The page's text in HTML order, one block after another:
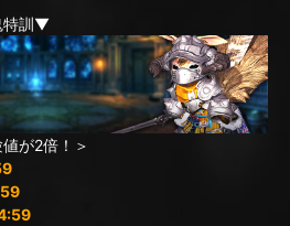
特訓▼
が2倍！＞